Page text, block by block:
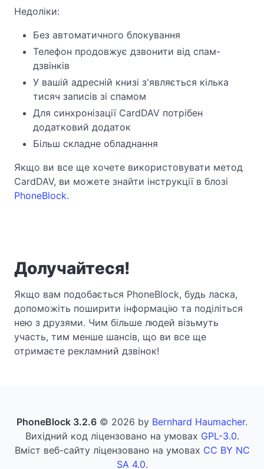
Недоліки:
Без автоматичного блокування
Телефон продовжує дзвонити від спам-
дзвінків
У вашій адресній книзі з'являється кілька
тисяч записів зі спамом
Для синхронізації CardDAV потрібен
додатковий додаток
Більш складне обладнання
Якщо ви все ще хочете використовувати метод
CardDAV, ви можете знайти інструкції в блозі
PhoneBlock.
Долучайтеся!
Якщо вам подобається PhoneBlock, будь ласка,
допоможіть поширити інформацію та поділіться
нею з друзями. Чим більше людей візьмуть
участь, тим менше шансів, що ви все ще
отримаєте рекламний дзвінок!
PhoneBlock 3.2.6 © 2026 by Bernhard Haumacher.
Вихідний код ліцензовано на умовах GPL-3.0.
Вміст веб-сайту ліцензовано на умовах CC BY NC
SA 4.0.